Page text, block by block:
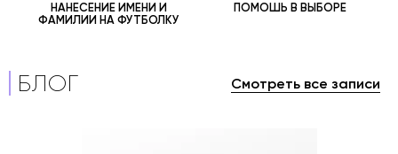
НАНЕСЕНИЕ ИМЕНИ И
ФАМИЛИИ НА ФУТБОЛКУ
ПОМОШЬ В ВЫБОРЕ
БЛОГ Смотреть все записи